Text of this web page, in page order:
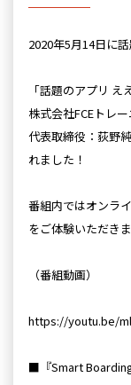
2020年5月14日に
「話題のアプリ
株式会社FCEトレ
代表取締役：荻野
れました！
番組内ではオンラ
をご体験いただきま
（番組動画）
https://youtu.be/
■『Smart